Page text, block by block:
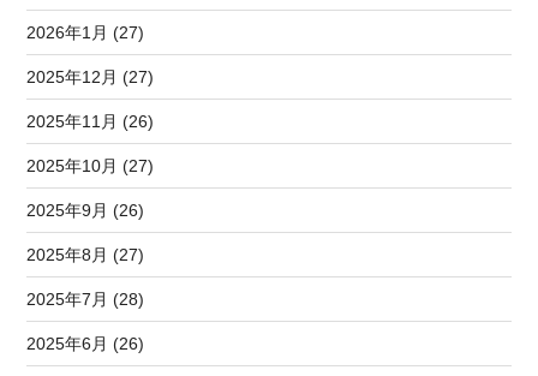
2026年1月 (27)
2025年12月 (27)
2025年11月 (26)
2025年10月 (27)
2025年9月 (26)
2025年8月 (27)
2025年7月 (28)
2025年6月 (26)